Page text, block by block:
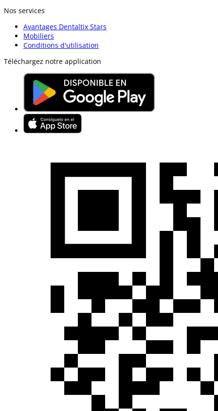
Nos services
Avantages Dentaltix Stars
Mobiliers
Conditions d'utilisation
Téléchargez notre application